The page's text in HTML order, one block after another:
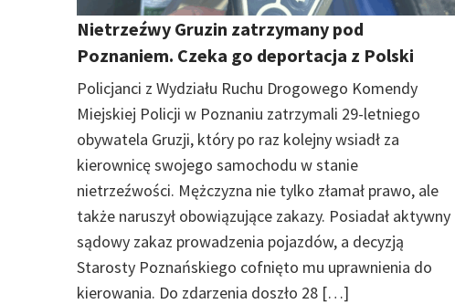
Nietrzeźwy Gruzin zatrzymany pod
Poznaniem. Czeka go deportacja z Polski
Policjanci z Wydziału Ruchu Drogowego Komendy
Miejskiej Policji w Poznaniu zatrzymali 29-letniego
obywatela Gruzji, który po raz kolejny wsiadł za
kierownicę swojego samochodu w stanie
nietrzeźwości. Mężczyzna nie tylko złamał prawo, ale
także naruszył obowiązujące zakazy. Posiadał aktywny
sądowy zakaz prowadzenia pojazdów, a decyzją
Starosty Poznańskiego cofnięto mu uprawnienia do
kierowania. Do zdarzenia doszło 28 […]